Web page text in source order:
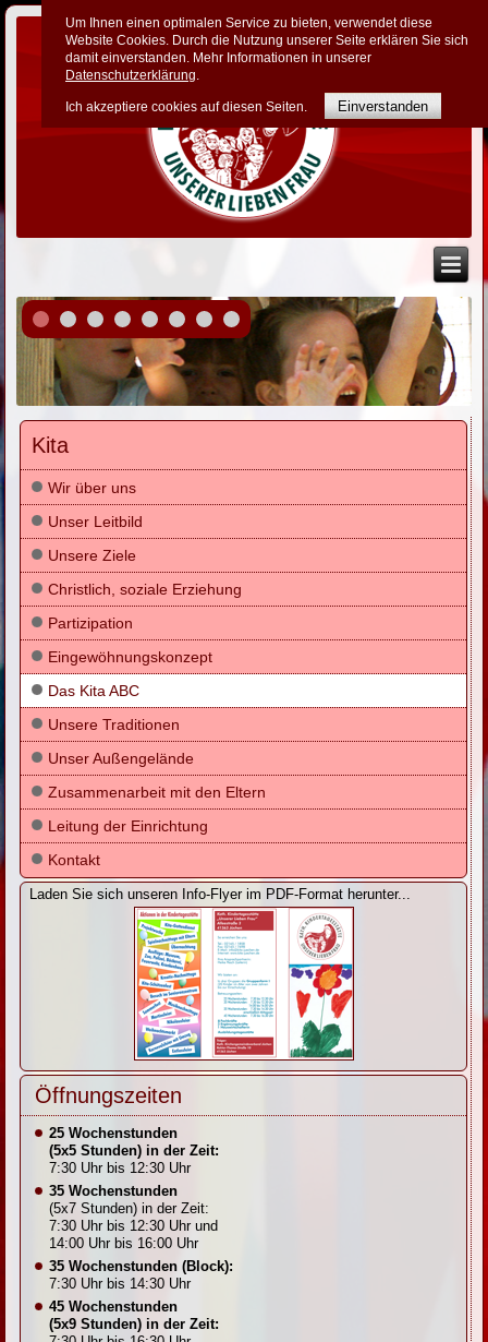
Kita
Wir über uns
Unser Leitbild
Unsere Ziele
Christlich, soziale Erziehung
Partizipation
Eingewöhnungskonzept
Das Kita ABC
Unsere Traditionen
Unser Außengelände
Zusammenarbeit mit den Eltern
Leitung der Einrichtung
Kontakt
Laden Sie sich unseren Info-Flyer im PDF-Format herunter...
Öffnungszeiten
25 Wochenstunden
(5x5 Stunden) in der Zeit:
7:30 Uhr bis 12:30 Uhr
35 Wochenstunden
(5x7 Stunden) in der Zeit:
7:30 Uhr bis 12:30 Uhr und
14:00 Uhr bis 16:00 Uhr
35 Wochenstunden (Block):
7:30 Uhr bis 14:30 Uhr
45 Wochenstunden
(5x9 Stunden) in der Zeit:
Um Ihnen einen optimalen Service zu bieten, verwendet diese
Website Cookies. Durch die Nutzung unserer Seite erklären Sie sich
damit einverstanden. Mehr Informationen in unserer
Datenschutzerklärung.
Ich akzeptiere cookies auf diesen Seiten. Einverstanden